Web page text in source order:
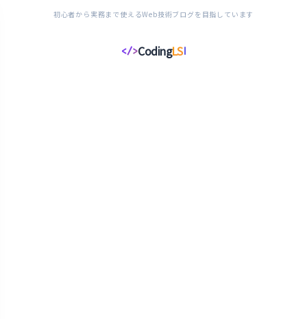
初心者から実務まで使えるWeb技術ブログを目指しています
</>CodingLS
コ